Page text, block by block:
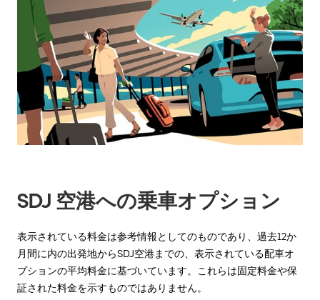
ン
ー
を
操
作
を
択
し
ま
す。
ESC
SDJ 空港への乗車オプション
表示されている料金は参考情報としてのものであり、過去12か
月間に内の出発地からSDJ空港までの、表示されている配車オ
プションの平均料金に基づいています。これらは固定料金や保
証された料金を示すものではありません。